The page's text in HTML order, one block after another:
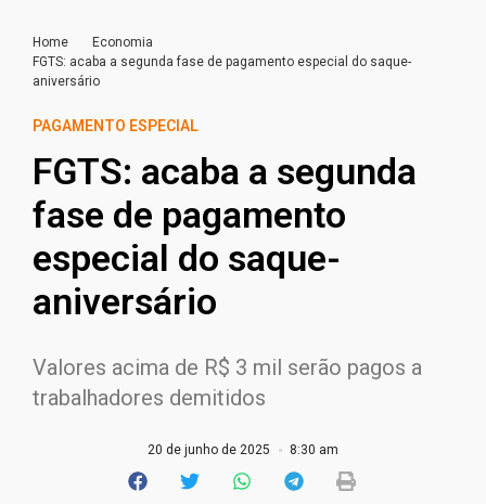
Home
Economia
FGTS: acaba a segunda fase de pagamento especial do saque-
aniversário
PAGAMENTO ESPECIAL
FGTS: acaba a segunda
fase de pagamento
especial do saque-
aniversário
Valores acima de R$ 3 mil serão pagos a
trabalhadores demitidos
20 de junho de 2025 8:30 am